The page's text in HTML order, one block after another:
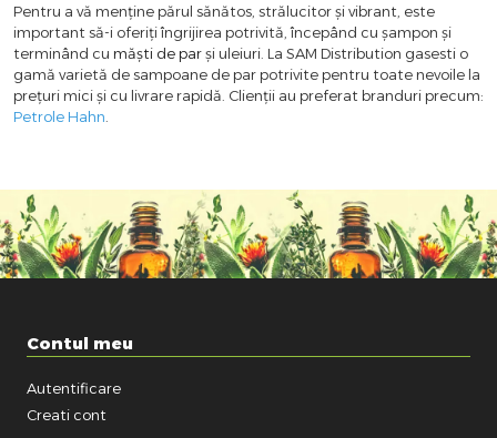
Pentru a vă menține părul sănătos, strălucitor și vibrant, este
important să-i oferiți îngrijirea potrivită, începând cu șampon și
terminând cu măști de parși uleiuri. La SAM Distribution gasesti o
gamă varietă de sampoane de par potrivite pentru toate nevoile la
prețuri mici și cu livrare rapidă. Clienții au preferat branduri precum:
Petrole Hahn
Contul meu
Autentificare
Creati cont